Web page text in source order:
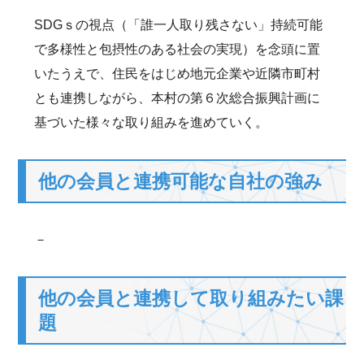
SDGｓの視点（「誰一人取り残さない」持続可能
で多様性と包摂性のある社会の実現）を念頭に置
いたうえで、住民をはじめ地元企業や近隣市町村
とも連携しながら、本村の第６次総合振興計画に
基づいた様々な取り組みを進めていく。
他の会員と連携可能な自社の強み
－
他の会員と連携して取り組みたい課
題